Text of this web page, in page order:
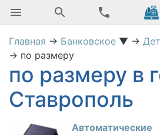
Главная → Банковское ▼ →
→ по размеру
по размеру в
Ставрополь
Автоматические